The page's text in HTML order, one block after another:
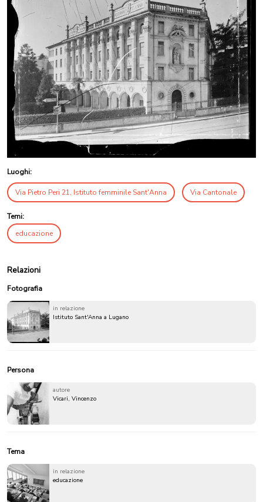
Luoghi:
Via Pietro Peri 21, Istituto femminile Sant'Anna Via Cantonale
Temi:
educazione
Relazioni
Fotografia
in relazione
Istituto Sant'Anna a Lugano
Persona
autore
Vicari, Vincenzo
Tema
in relazione
educazione